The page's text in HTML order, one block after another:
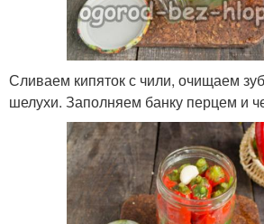
Сливаем кипяток с чили, очищаем
шелухи. Заполняем банку перцем и